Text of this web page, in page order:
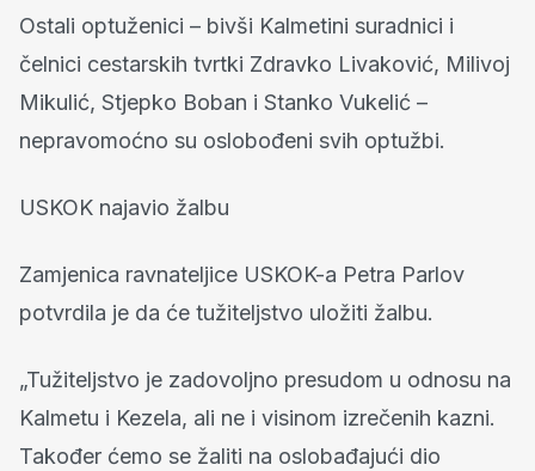
Ostali optuženici – bivši Kalmetini suradnici i
čelnici cestarskih tvrtki Zdravko Livaković, Milivoj
Mikulić, Stjepko Boban i Stanko Vukelić –
nepravomoćno su oslobođeni svih optužbi.
USKOK najavio žalbu
Zamjenica ravnateljice USKOK-a Petra Parlov
potvrdila je da će tužiteljstvo uložiti žalbu.
„Tužiteljstvo je zadovoljno presudom u odnosu na
Kalmetu i Kezela, ali ne i visinom izrečenih kazni.
Također ćemo se žaliti na oslobađajući dio